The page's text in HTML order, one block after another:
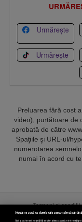
Urmărește
Urmărește
Preluarea fără cost
video), purtătoare de
aprobată de către
Spaţiile şi URL-ul/
numerotarea
numai în acord cu
Termeni și condiții
Nouă ne pasă ca datele tale personale să
Noi și partenerii noștri589stocăm și/sau accesăm informații